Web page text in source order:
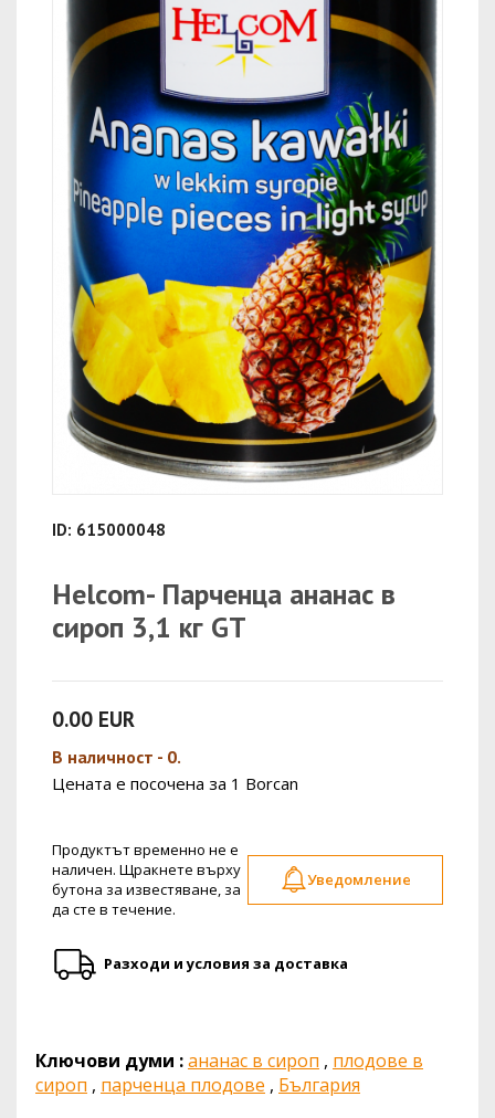
ID: 615000048
Helcom- Парченца ананас в
сироп 3,1 кг GT
0.00 EUR
В наличност - 0.
Цената е посочена за 1 Borcan
Продуктът временно не е
наличен. Щракнете върху
бутона за известяване, за
да сте в течение.
Уведомление
Разходи и условия за доставка
Ключови думи :ананас в сироп , плодове в
сироп , парченца плодове , България